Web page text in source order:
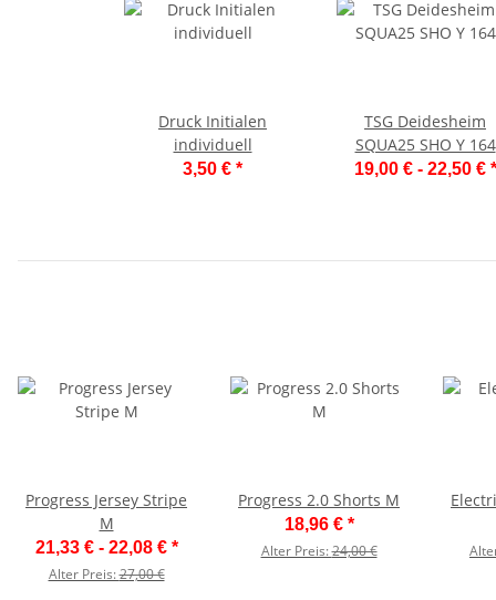
Druck Initialen
individuell
3,50 € *
TSG Deidesheim
SQUA25 SHO Y 164
19,00 € - 22,50 € *
Progress Jersey Stripe
M
21,33 € - 22,08 € *
Alter Preis:27,00 €
Progress 2.0 Shorts M
18,96 € *
Alter Preis:24,00 €